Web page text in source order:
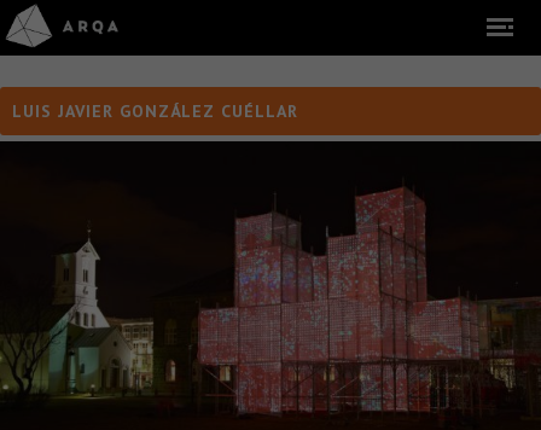
LUIS JAVIER GONZÁLEZ CUÉLLAR